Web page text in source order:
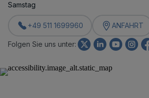
Samstag
+49 511 1699960 ANFAHRT
Folgen Sie uns unter: